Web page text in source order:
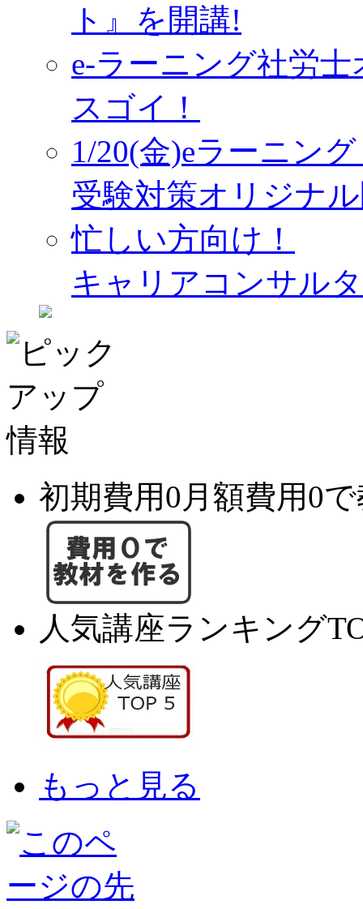
ト』を開講!
e-ラーニング社労
スゴイ！
1/20(金)eラーニン
受験対策オリジナ
忙しい方向け！
キャリアコンサル
初期費用0月額費用0
人気講座ランキング
もっと見る